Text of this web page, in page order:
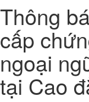
Thông
cấp
ngoại
tại Cao